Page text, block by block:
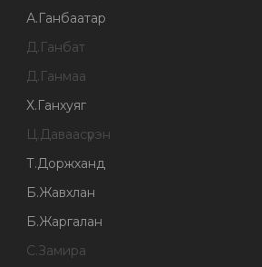
А.Ганбаатар
Д.Ганбат
Д.Ганмаа
Х.Ганхуяг
Ц.Даваасүрэн
Т.Доржханд
Б.Жавхлан
Б.Жаргалан
С.Замира